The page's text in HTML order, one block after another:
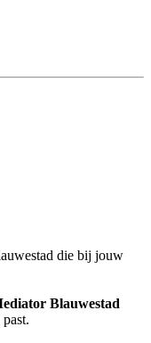
die bij jouw
Blauwestad